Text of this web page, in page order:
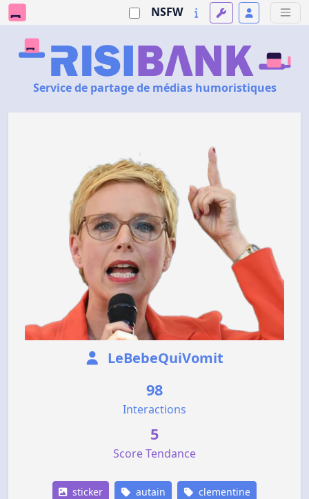
NSFW
Service de partage de médias humoristiques
LeBebeQuiVomit
98
Interactions
5
Score Tendance
sticker autain clementine